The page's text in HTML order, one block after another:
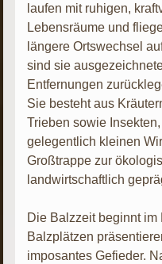
laufen mit ruhigen,
Lebensräume und
längere Ortswechsel
sind sie
Entfernungen
Sie besteht aus
Trieben sowie
gelegentlich kleinen
Großtrappe zur
landwirtschaftlich
Die Balzzeit beginnt im
Balzplätzen
imposantes Gefieder.